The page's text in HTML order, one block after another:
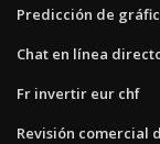
Predicción de
Chat en línea
Fr invertir eur chf
Revisión comercial